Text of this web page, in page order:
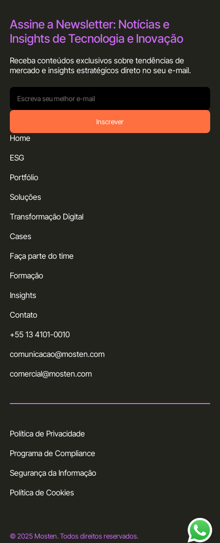
+55 13 4101-0010
comunicacao@mosten.com
comercial@mosten.com
Política de Privacidade
Programa de Compliance
Segurança da Informação
Política de Cookies
© 2025 Mosten. Todos direitos reservados.
Home
ESG
Portfólio
Soluções
Transformação Digital
Cases
Faça parte do time
Formação
Insights
Contato
Assine a Newsletter: Notícias e
Insights de Tecnologia e Inovação
Receba conteúdos exclusivos sobre tendências de
mercado e insights estratégicos direto no seu e-mail.
Inscrever